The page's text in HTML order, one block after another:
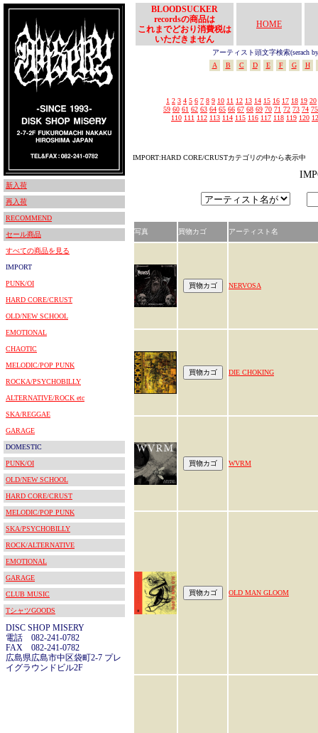
新入荷
再入荷
RECOMMEND
セール商品
すべての商品を見る
IMPORT
PUNK/OI
HARD CORE/CRUST
OLD/NEW SCHOOL
EMOTIONAL
CHAOTIC
MELODIC/POP PUNK
ROCKA/PSYCHOBILLY
ALTERNATIVE/ROCK etc
SKA/REGGAE
GARAGE
DOMESTIC
PUNK/OI
OLD/NEW SCHOOL
HARD CORE/CRUST
MELODIC/POP PUNK
SKA/PSYCHOBILLY
ROCK/ALTERNATIVE
EMOTIONAL
GARAGE
CLUB MUSIC
TシャツGOODS
DISC SHOP MISERY
電話 082-241-0782
FAX 082-241-0782
広島県広島市中区袋町2-7 プレ
イグラウンドビル2F
BLOODSUCKER
recordsの商品は
これまでどおり消費税は
いただきません
HOME
アーティスト頭文字検索(serach
A
B C D E F G H
1 2 3 4 5 6 7 8 9 10 11 12 13 14 15 16 17 18 19 20
59 60 61 62 63 64 65 66 67 68 69 70 71 72 73 74 75
110 111 112 113 114 115 116 117 118 119 120
IMPORT:HARD CORE/CRUSTカテゴリの中から表示中
写真 買物カゴ アーティスト名
NERVOSA
DIE CHOKING
WVRM
OLD MAN GLOOM